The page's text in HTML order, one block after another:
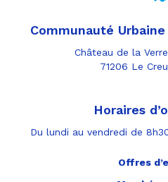
Communauté
Château de la
71206 Le
Horaires
Du lundi au vendredi de
Offres